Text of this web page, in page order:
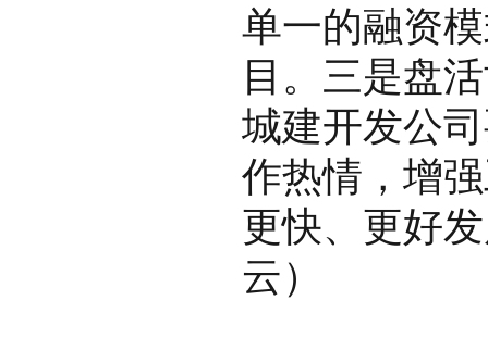
单一的融资
目。三是盘
城建开发公
作热情，增
更快、更好
云）